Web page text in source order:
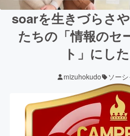
soarを生きづらさ
たちの「情報のセ
ト」にし
mizuhokudo ソー
現在の支援総額